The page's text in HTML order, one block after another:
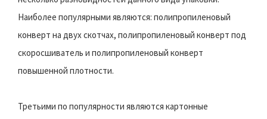
Наиболее популярными являются: полипропиленовый
конверт на двух скотчах, полипропиленовый конверт под
скоросшиватель и полипропиленовый конверт
повышенной плотности.
Третьими по популярности являются картонные